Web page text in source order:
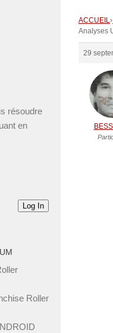
ACCUEIL›
Analyses
29
en
Log In
Roller